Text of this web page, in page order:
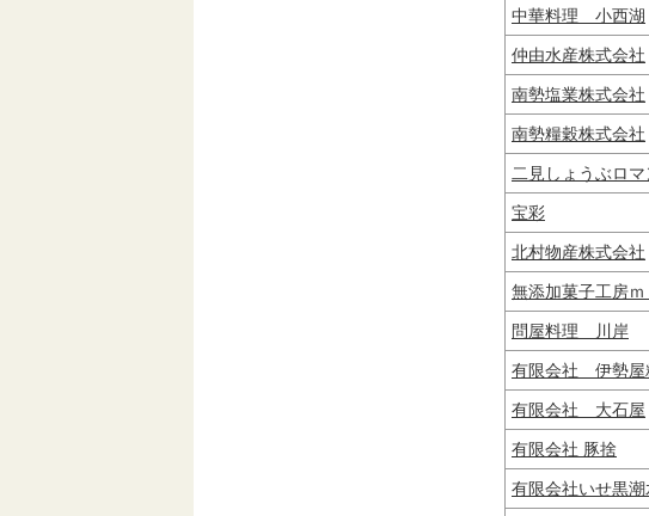
中華料理 小西湖
仲由水産株式会社
南勢塩業株式会社
南勢糧穀株式会社
二見しょうぶロ
宝彩
北村物産株式会社
無添加菓子工房ｍ
問屋料理 川岸
有限会社 伊勢屋
有限会社 大石屋
有限会社 豚捨
有限会社いせ黒潮